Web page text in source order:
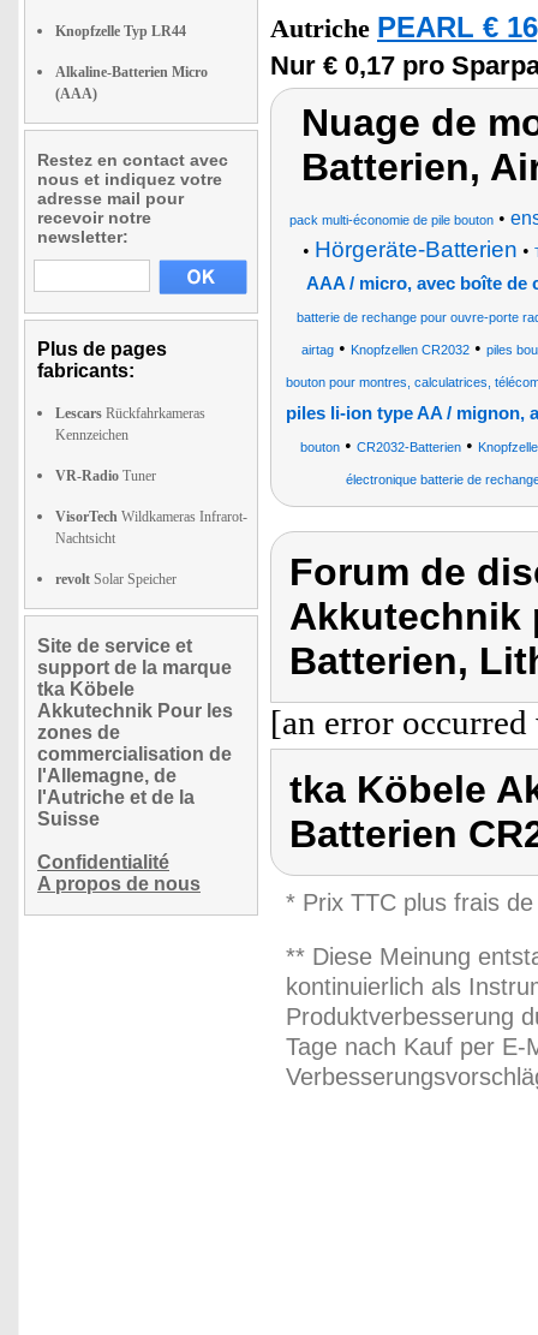
Knopfzelle Typ LR44
Alkaline-Batterien Micro
(AAA)
Restez en contact avec
nous et indiquez votre
adresse mail pour
recevoir notre
newsletter:
Plus de pages
fabricants:
Lescars Rückfahrkameras
Kennzeichen
VR-Radio Tuner
VisorTech Wildkameras Infrarot-
Nachtsicht
revolt Solar Speicher
Site de service et
support de la marque
tka Köbele
Akkutechnik Pour les
zones de
commercialisation de
l'Allemagne, de
l'Autriche et de la
Suisse
Confidentialité
A propos de nous
Autriche PEARL €
Nur € 0,17 pro
Nuage de
Batterien,
pack multi-économie de pile bouton•
• Hörgeräte-Batterien •
AAA / micro, avec boîte de
batterie de rechange pour ouvre-porte
airtag • Knopfzellen CR2032 • piles
bouton pour montres, calculatrices,
piles li-ion type AA / mignon,
bouton• CR2032-Batterien•
électronique batterie de
Forum de
Akkutechnik
Batterien,
[an error
tka Köbele
Batterien
* Prix TTC plus frais
** Diese Meinung
kontinuierlich als
Produktverbesserung
Tage nach Kauf per E-